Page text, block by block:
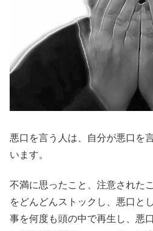
悪口を言う人は、自分が悪口を
います。
不満に思ったこと、注意された
をどんどんストックし、悪口と
事を何度も頭の中で再生し、悪